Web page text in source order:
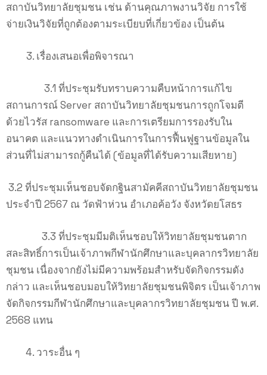
สถาบันวิทยาลัยชุมชน เช่น ด้านคุณภาพงานวิจัย การใช้
จ่ายเงินวิจัยที่ถูกต้องตามระเบียบที่เกี่ยวข้อง เป็นต้น
เรื่องเสนอเพื่อพิจารณา
3.1 ที่ประชุมรับทราบความคืบหน้าการแก้ไข
สถานการณ์ Server สถาบันวิทยาลัยชุมชนการถูกโจมตี
ด้วยไวรัส ransomware และการเตรียมการรองรับใน
อนาคต และแนวทางดำเนินการในการฟื้นฟูฐานข้อมูลใน
ส่วนที่ไม่สามารถกู้คืนได้ (ข้อมูลที่ได้รับความเสียหาย)
3.2 ที่ประชุมเห็นชอบจัดกฐินสามัคคีสถาบันวิทยาลัยชุมชน
ประจำปี 2567 ณ วัดฟ้าห่วน อำเภอค้อวัง จังหวัดยโสธร
3.3 ที่ประชุมมีมติเห็นชอบให้วิทยาลัยชุมชนตาก
สละสิทธิ์การเป็นเจ้าภาพกีฬานักศึกษาและบุคลากรวิทยาลัย
ชุมชน เนื่องจากยังไม่มีความพร้อมสำหรับจัดกิจกรรมดัง
กล่าว และเห็นชอบมอบให้วิทยาลัยชุมชนพิจิตร เป็นเจ้าภาพ
จัดกิจกรรมกีฬานักศึกษาและบุคลากรวิทยาลัยชุมชน ปี พ.ศ.
2568 แทน
วาระอื่น ๆ